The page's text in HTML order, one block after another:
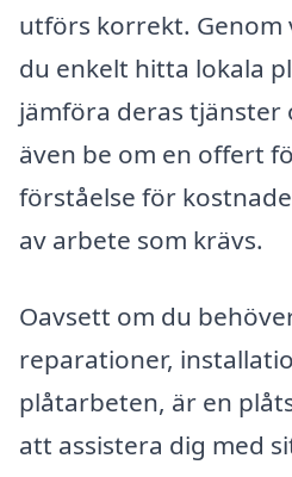
utförs korrekt.
du enkelt hitta lokala
jämföra deras tjänster
även be om en offert
förståelse för
av arbete som krävs.
Oavsett om du
reparationer,
plåtarbeten, är en
att assistera dig med